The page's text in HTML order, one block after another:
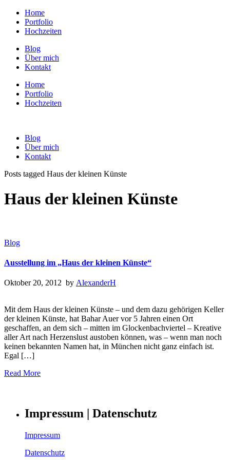
Home
Portfolio
Hochzeiten
Blog
Über mich
Kontakt
Home
Portfolio
Hochzeiten
Blog
Über mich
Kontakt
Posts tagged Haus der kleinen Künste
Haus der kleinen Künste
Blog
Ausstellung im „Haus der kleinen Künste“
Oktober 20, 2012 by AlexanderH
Mit dem Haus der kleinen Künste – und dem dazu gehörigen Keller
der kleinen Künste, hat Bahar Auer vor 5 Jahren einen Ort
geschaffen, an dem sich – mitten im Glockenbachviertel – Kreative
aller Art nach Herzenslust austoben können, was – wenn man noch
keinen bekannten Namen hat, in München nicht ganz einfach ist.
Egal […]
Read More
Impressum | Datenschutz
Impressum
Datenschutz